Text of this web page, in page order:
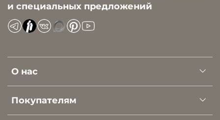
О нас
Покупателям
и специальных предложений